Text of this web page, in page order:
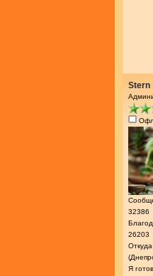
Stern
32386
26203
Я